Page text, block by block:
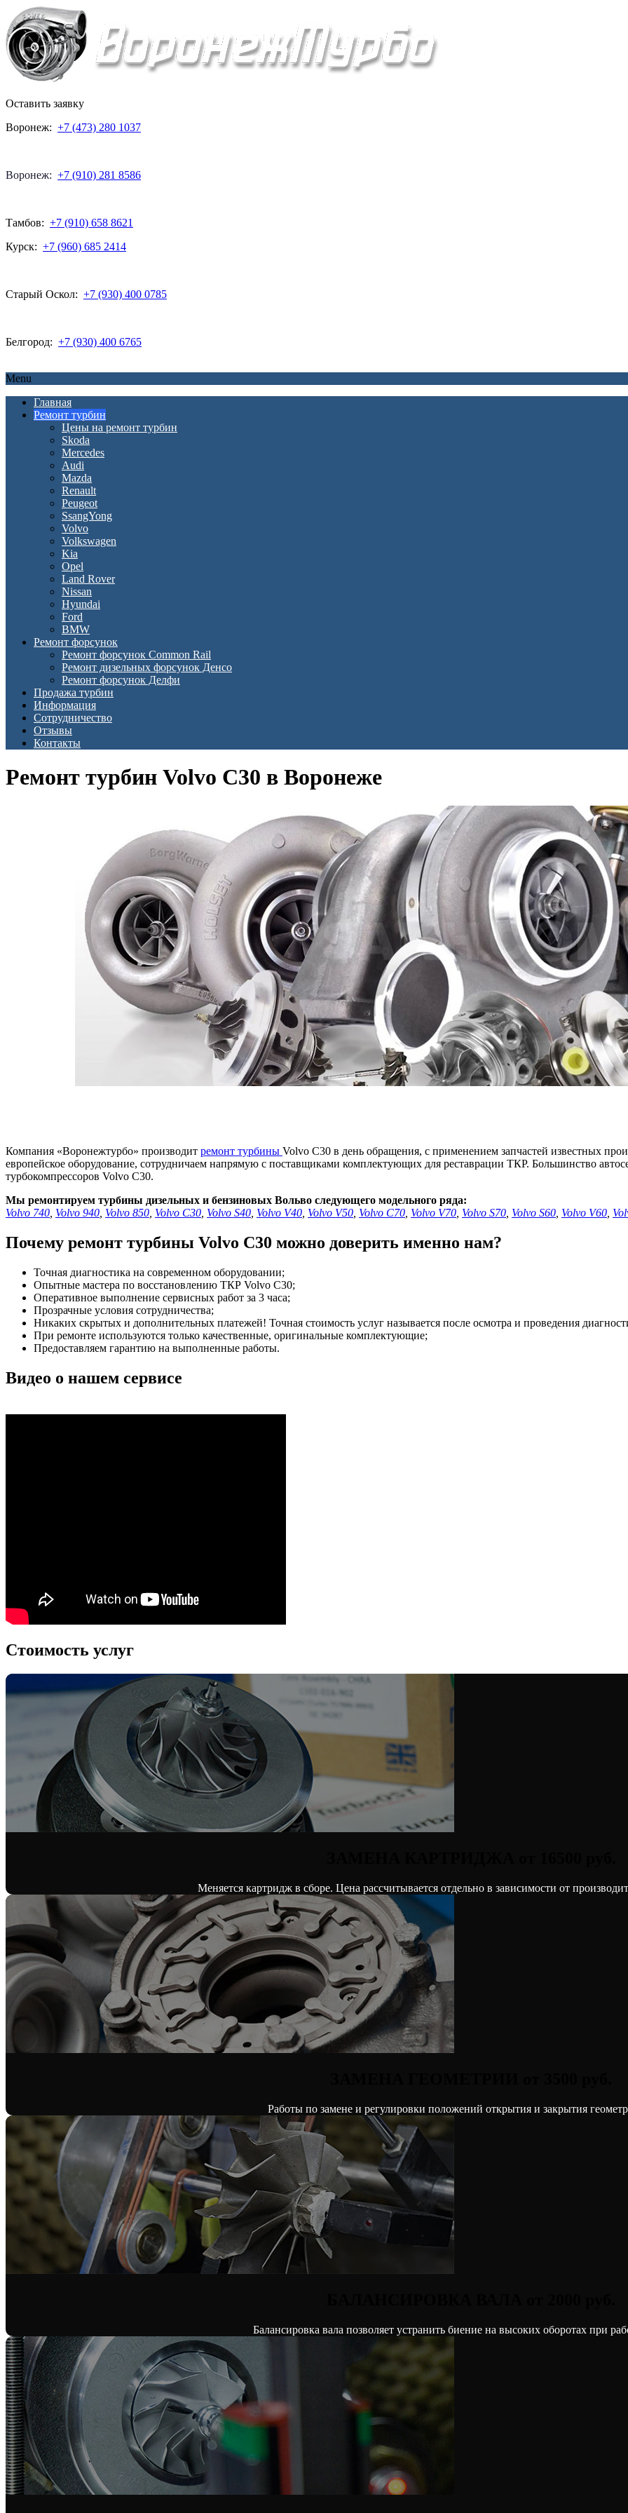
Оставить заявку
Воронеж: +7 (473) 280 1037
Воронеж: +7 (910) 281 8586
Тамбов: +7 (910) 658 8621
Курск: +7 (960) 685 2414
Старый Оскол: +7 (930) 400 0785
Белгород: +7 (930) 400 6765
Menu
Главная
Ремонт турбин
Цены на ремонт турбин
Skoda
Mercedes
Audi
Mazda
Renault
Peugeot
SsangYong
Volvo
Volkswagen
Kia
Opel
Land Rover
Nissan
Hyundai
Ford
BMW
Ремонт форсунок
Ремонт форсунок Common Rail
Ремонт дизельных форсунок Денсо
Ремонт форсунок Делфи
Продажа турбин
Информация
Сотрудничество
Отзывы
Контакты
Ремонт турбин Volvo С30 в Воронеже
Компания «Воронежтурбо» производит ремонт турбины Volvo С30 в день обращения, с применением запчастей известных
европейское оборудование, сотрудничаем напрямую с поставщиками комплектующих для реставрации ТКР. Большинство
турбокомпрессоров Volvo С30.
Мы ремонтируем турбины дизельных и бензиновых Вольво следующего модельного ряда:
Volvo 740 Volvo 940 Volvo 850 Volvo С30 Volvo S40 Volvo V40 Volvo V50 Volvo C70 Volvo V70 Volvo S70 Volvo S60 Volvo V60
Почему ремонт турбины Volvo С30 можно доверить именно нам?
Точная диагностика на современном оборудовании;
Опытные мастера по восстановлению ТКР Volvo С30;
Оперативное выполнение сервисных работ за 3 часа;
Прозрачные условия сотрудничества;
Никаких скрытых и дополнительных платежей! Точная стоимость услуг называется после осмотра и проведения
При ремонте используются только качественные, оригинальные комплектующие;
Предоставляем гарантию на выполненные работы.
Видео о нашем сервисе
Стоимость услуг
Меняется картридж в сборе. Цена рассчитывается отдельно в зависимости от
Работы по замене и регулировки положений открытия и закрытия
Балансировка вала позволяет устранить биение на высоких оборотах при